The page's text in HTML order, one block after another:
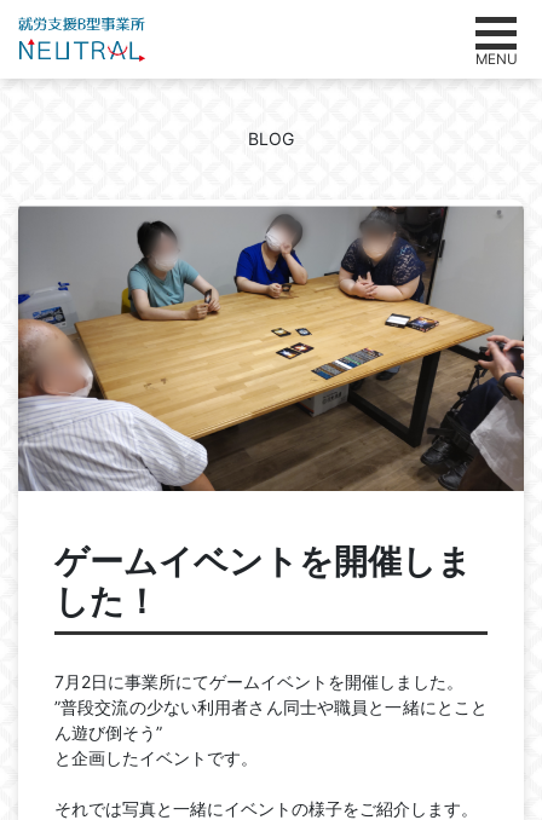
MENU
BLOG
ゲームイベントを開催しま
した！
7月2日に事業所にてゲームイベントを開催しました。
”普段交流の少ない利用者さん同士や職員と一緒にとこと
ん遊び倒そう”
と企画したイベントです。
それでは写真と一緒にイベントの様子をご紹介します。